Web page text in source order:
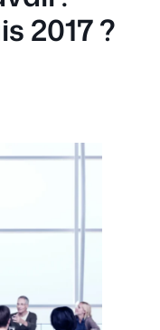
2017 ?